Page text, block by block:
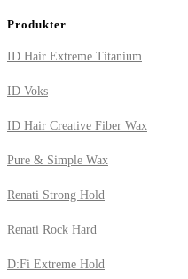
Produkter
ID Hair Extreme Titanium
ID Voks
ID Hair Creative Fiber Wax
Pure & Simple Wax
Renati Strong Hold
Renati Rock Hard
D:Fi Extreme Hold